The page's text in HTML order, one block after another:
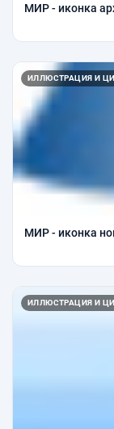
МИР - иконка
ИЛЛЮСТРАЦИЯ И
МИР - иконка
ИЛЛЮСТРАЦИЯ И